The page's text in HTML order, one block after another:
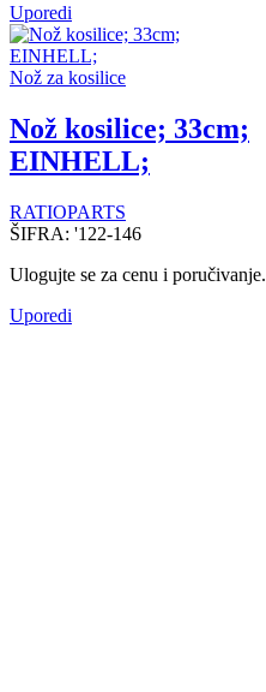
Uporedi
Nož za kosilice
Nož kosilice; 33cm;
EINHELL;
RATIOPARTS
ŠIFRA: '122-146
Ulogujte se za cenu i poručivanje.
Uporedi